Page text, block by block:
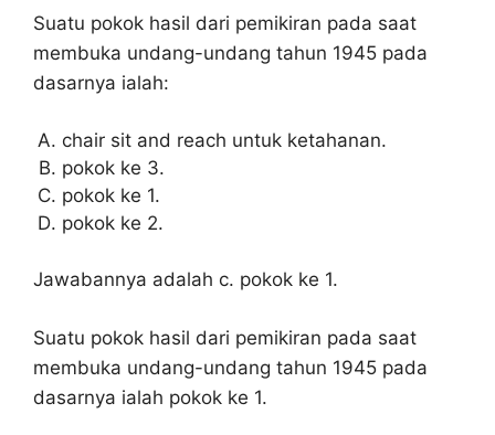
Suatu pokok hasil dari pemikiran pada saat
membuka undang-undang tahun 1945 pada
dasarnya ialah:
chair sit and reach untuk ketahanan.
pokok ke 3.
pokok ke 1.
pokok ke 2.
Jawabannya adalah c. pokok ke 1.
Suatu pokok hasil dari pemikiran pada saat
membuka undang-undang tahun 1945 pada
dasarnya ialah pokok ke 1.